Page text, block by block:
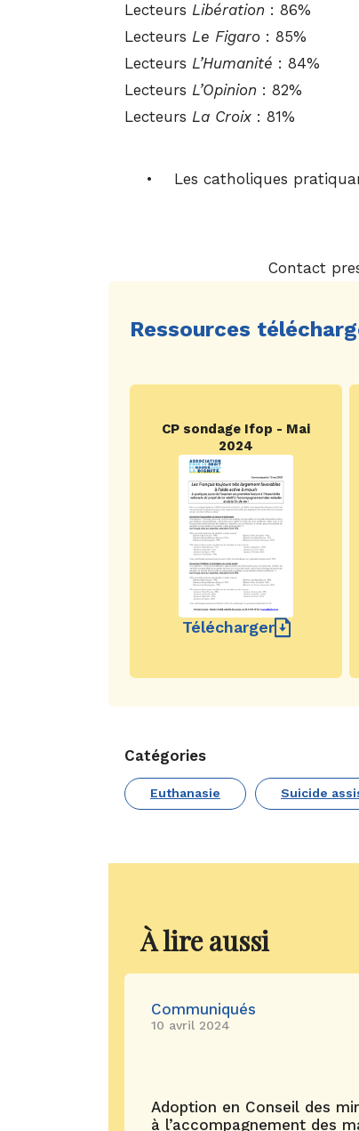
Lecteurs Libération : 86%
Lecteurs Le Figaro : 85%
Lecteurs L’Humanité : 84%
Lecteurs L’Opinion : 82%
Lecteurs La Croix : 81%
• Les catholiques
Contact
Ressources
CP sondage Ifop - Mai
2024
Télécharger
Catégories
Euthanasie Suicide
À lire aussi
Communiqués
10 avril 2024
Adoption en Conseil des
à l’accompagnement des